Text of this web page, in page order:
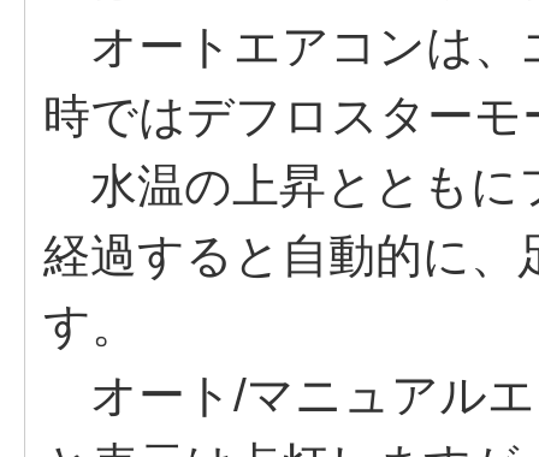
オートエアコンは、
時ではデフロスター
水温の上昇とともに
経過すると自動的に
す。
オート/マニュアル